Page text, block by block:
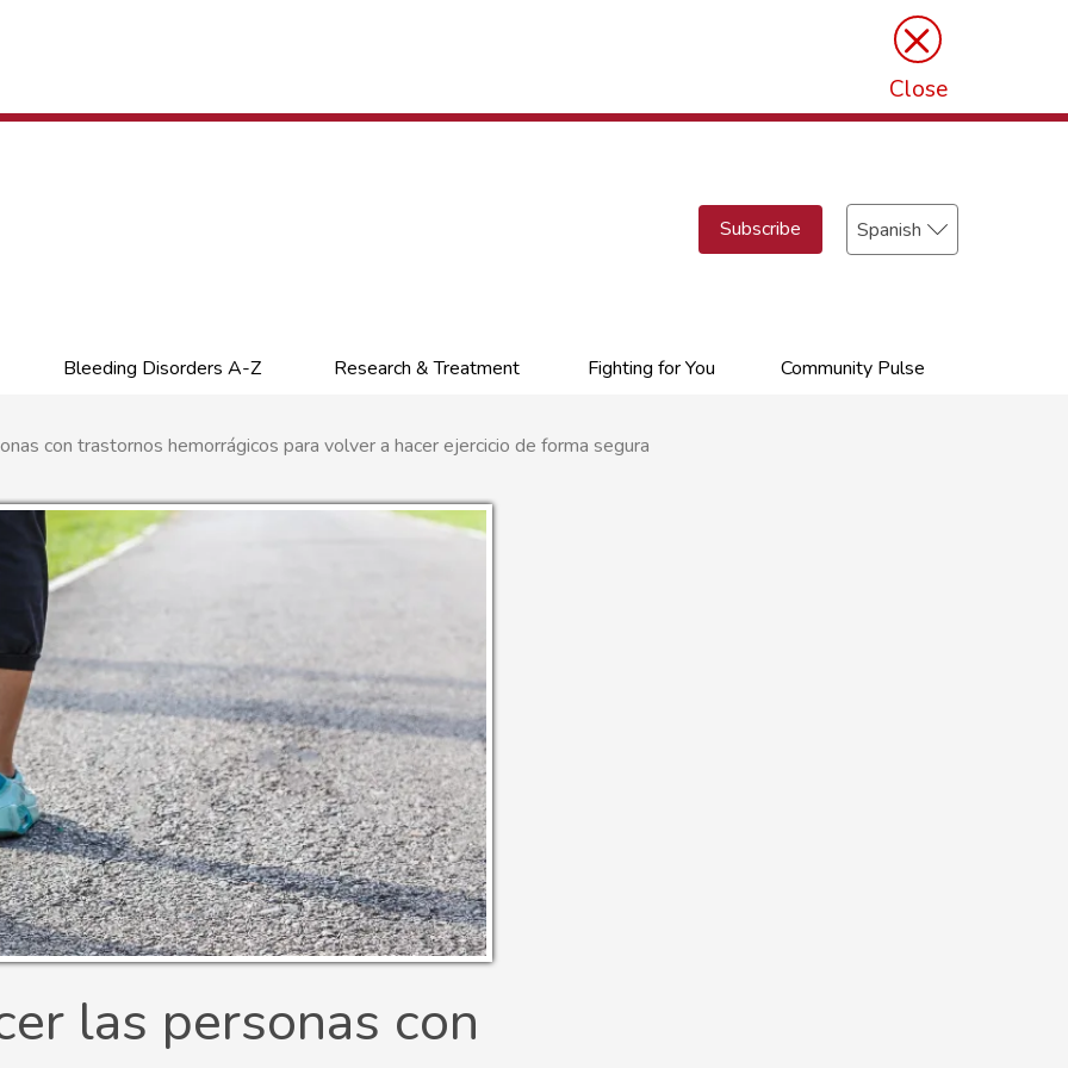
×
Close
Subscribe
Select
your
Bleeding Disorders A-Z Research & Treatment Fighting for You Community Pulse
con trastornos hemorrágicos para volver a hacer ejercicio de forma segura
las personas con